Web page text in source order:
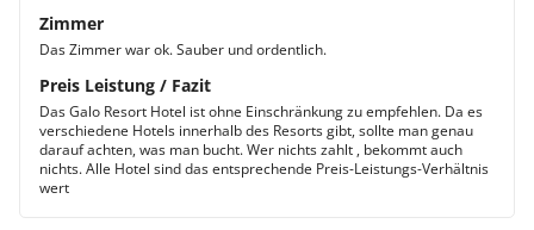
Zimmer
Das Zimmer war ok. Sauber und ordentlich.
Preis Leistung / Fazit
Das Galo Resort Hotel ist ohne Einschränkung zu empfehlen. Da es
verschiedene Hotels innerhalb des Resorts gibt, sollte man genau
darauf achten, was man bucht. Wer nichts zahlt , bekommt auch
nichts. Alle Hotel sind das entsprechende Preis-Leistungs-Verhältnis
wert